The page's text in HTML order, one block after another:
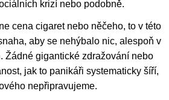
krizí nebo podobně.
cena cigaret nebo něčeho, to v této
aby se nehýbalo nic, alespoň v
Žádné gigantické zdražování nebo
jak to panikáři systematicky šíří,
nepřipravujeme.